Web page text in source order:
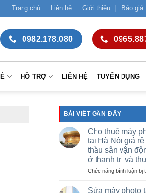
Trang chủ Liên hệ Giới thiệu Báo giá
0982.178.080
HỖ TRỢ LIÊN HỆ TUYỂN DỤNG
BÀI VIẾT GẦN ĐÂY
Cho thuê máy
tại Hà Nội giá rẻ
thầu sân vận
ở thanh trì và
Chức năng bình luận bị
Sửa máy photo